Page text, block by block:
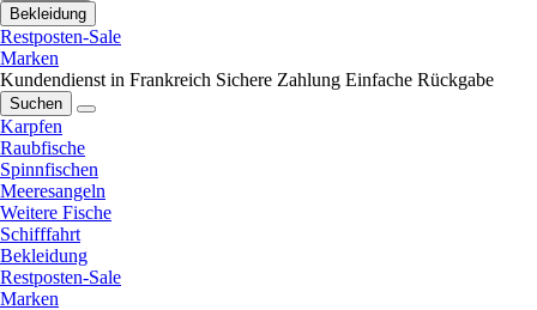
Bekleidung
Restposten-Sale
Marken
Kundendienst in Frankreich Sichere Zahlung Einfache Rückgabe
Suchen
Karpfen
Raubfische
Spinnfischen
Meeresangeln
Weitere Fische
Schifffahrt
Bekleidung
Restposten-Sale
Marken